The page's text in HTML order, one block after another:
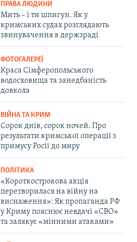
ПРАВА ЛЮДИНИ
Мить – і ти шпигун. Як у
кримських судах розглядають
звинувачення в держзраді
ФОТОГАЛЕРЕЇ
Краса Сімферопольського
водосховища та занедбаність
довкола
ВІЙНА ТА КРИМ
Сорок днів, сорок ночей. Про
результати кримської операції з
примусу Росії до миру
ПОЛІТИКА
«Короткострокова акція
перетворилася на війну на
виснаження»: Як пропаганда РФ
у Криму пояснює невдачі «СВО»
та залякує «мінними атаками»